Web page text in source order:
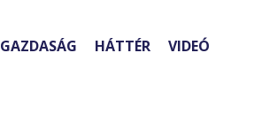
GAZDASÁG HÁTTÉR VIDEÓ